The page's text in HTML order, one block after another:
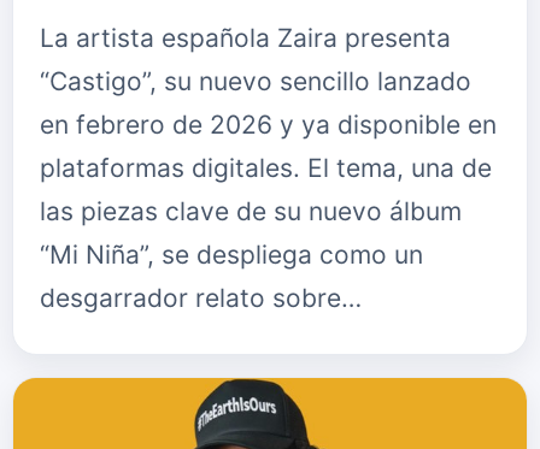
La artista española Zaira presenta
“Castigo”, su nuevo sencillo lanzado
en febrero de 2026 y ya disponible en
plataformas digitales. El tema, una de
las piezas clave de su nuevo álbum
“Mi Niña”, se despliega como un
desgarrador relato sobre…